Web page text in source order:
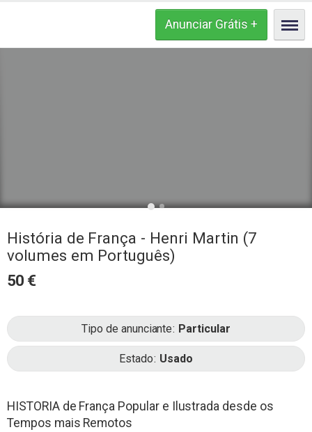
História de França - Henri Martin (7
volumes em Português)
50 €
Tipo de anunciante Particular
Estado Usado
HISTORIA de França Popular e Ilustrada desde os
Tempos mais Remotos